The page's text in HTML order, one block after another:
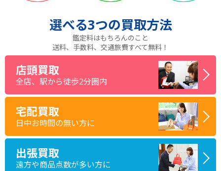
選べる3つの買取方法
鑑定料はもちろんのこと
送料、手数料、交通旅費すべて無料！
店頭買取
全店、駅から徒歩2分圏内
宅配買取
日中お時間の無い方に
出張買取
遠方や商品点数が多い方に